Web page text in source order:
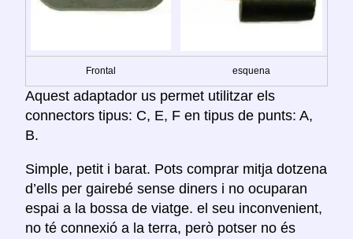
Frontal esquena
Aquest adaptador us permet utilitzar els
connectors tipus: C, E, F en tipus de punts: A,
B.
Simple, petit i barat. Pots comprar mitja dotzena
d’ells per gairebé sense diners i no ocuparan
espai a la bossa de viatge. el seu inconvenient,
no té connexió a la terra, però potser no és